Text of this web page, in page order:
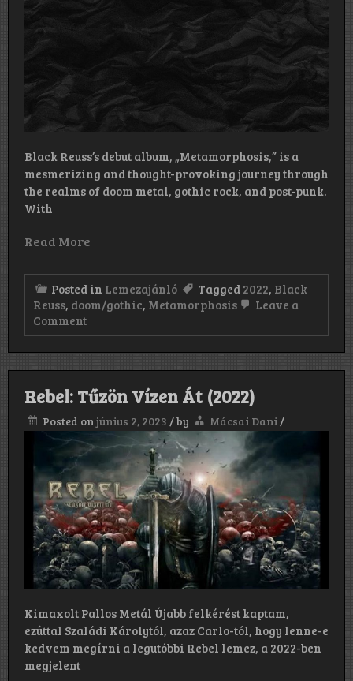
Black Reuss’s debut album, „Metamorphosis,” is a
mesmerizing and thought-provoking journey through
the realms of doom metal, gothic rock, and post-punk.
With
Read More
Posted in Lemezajánló Tagged 2022, Black
Reuss, doom/gothic, Metamorphosis
Leave a
Commenton
Black
(2021)
Rebel: Tűzön Vízen Át (2022)
Posted on június 2, 2023 /by Mácsai Dani /
Kimaxolt Pallos Metál Újabb felkérést kaptam,
ezúttal Szaládi Károlytól, azaz Carlo-tól, hogy lenne-e
kedvem megírni a legutóbbi Rebel lemez, a 2022-ben
megjelent